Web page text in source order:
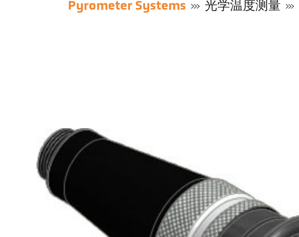
Pyrometer Systems 光学温度测量